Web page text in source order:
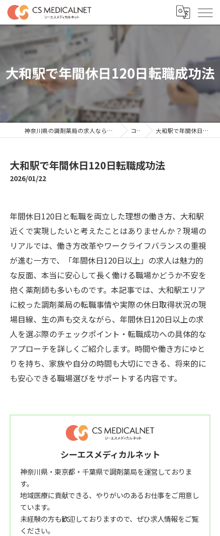
大和駅で年間休日120日転職成功法
神奈川県の調剤薬局の求人ならシーエスメディカルネット コラム 大和駅で年間休日120日転職成功法
大和駅で年間休日120日転職成功法
2026/01/22
年間休日120日と転職を両立した理想の働き方、大和駅
近くで実現したいと考えたことはありませんか？現場の
リアルでは、働き方改革やワークライフバランスの重視
が進む一方で、「年間休日120日以上」の求人は魅力的
な反面、本当に安心して長く働ける職場かどうか不安を
抱く薬剤師も多いものです。本記事では、大和駅エリア
に絞った調剤薬局の転職事情や実際の休日取得状況の現
場目線、生の声も交えながら、年間休日120日以上の求
人を選ぶ際のチェックポイント・転職成功への具体的な
アプローチを詳しくご紹介します。時間や働き方にゆと
りを持ち、家族や自分の時間も大切にできる、将来的に
も安心できる職場選びをサポートする内容です。
シーエスメディカルネット
神奈川県・東京都・千葉県で調剤薬局を運営しておりま
す。
地域医療に貢献できる、やりがいのあるお仕事をご用意し
ています。
未経験の方も歓迎しておりますので、ぜひ求人情報をご覧
ください。